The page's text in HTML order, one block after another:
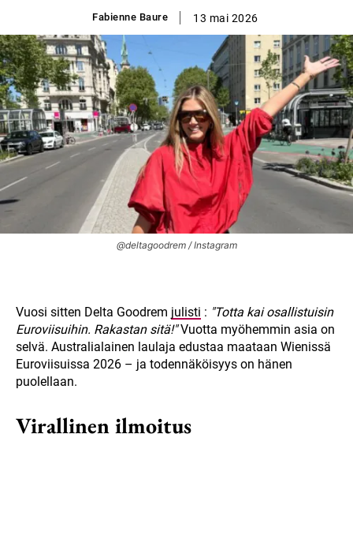
Fabienne Baure 13 mai 2026
@deltagoodrem / Instagram
Vuosi sitten Delta Goodrem julisti : "Totta kai osallistuisin
Euroviisuihin. Rakastan sitä!"Vuotta myöhemmin asia on
selvä. Australialainen laulaja edustaa maataan Wienissä
Euroviisuissa 2026 – ja todennäköisyys on hänen
puolellaan.
Virallinen ilmoitus